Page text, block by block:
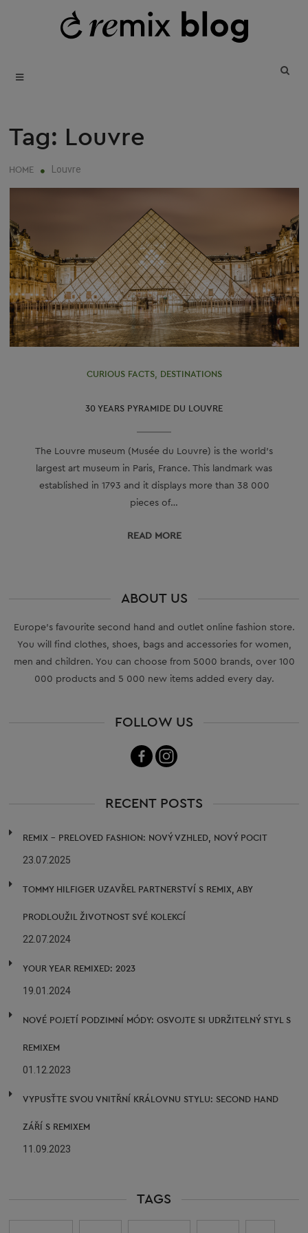
Tag: Louvre
HOME Louvre
CURIOUS FACTS, DESTINATIONS
30 YEARS PYRAMIDE DU LOUVRE
The Louvre museum (Musée du Louvre) is the world’s
largest art museum in Paris, France. This landmark was
established in 1793 and it displays more than 38 000
pieces of…
READ МORE
ABOUT US
Europe’s favourite second hand and outlet online fashion store.
You will find clothes, shoes, bags and accessories for women,
men and children. You can choose from 5000 brands, over 100
000 products and 5 000 new items added every day.
FOLLOW US
RECENT POSTS
REMIX – PRELOVED FASHION: NOVÝ VZHLED, NOVÝ POCIT
23.07.2025
TOMMY HILFIGER UZAVŘEL PARTNERSTVÍ S REMIX, ABY
PRODLOUŽIL ŽIVOTNOST SVÉ KOLEKCÍ
22.07.2024
YOUR YEAR REMIXED: 2023
19.01.2024
NOVÉ POJETÍ PODZIMNÍ MÓDY: OSVOJTE SI UDRŽITELNÝ STYL S
REMIXEM
01.12.2023
VYPUSŤTE SVOU VNITŘNÍ KRÁLOVNU STYLU: SECOND HAND
ZÁŘÍ S REMIXEM
11.09.2023
TAGS